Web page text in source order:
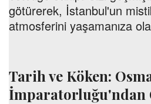
götürerek, İstanbul'un
atmosferini yaşamanıza
Tarih ve Köken:
İmparatorluğu'ndan